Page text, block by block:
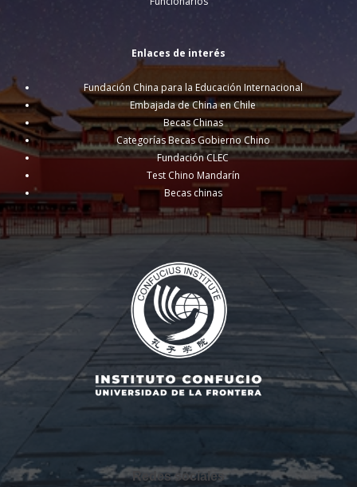
Enlaces de interés
Fundación China para la Educación Internacional
Embajada de China en Chile
Becas Chinas
Categorías Becas Gobierno Chino
Fundación CLEC
Test Chino Mandarín
Becas chinas
Redes sociales